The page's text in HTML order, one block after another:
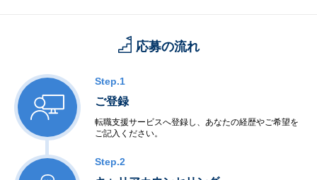
応募の流れ
Step.1
ご登録
転職支援サービスへ登録し、あなたの経歴やご希望を
ご記入ください。
Step.2